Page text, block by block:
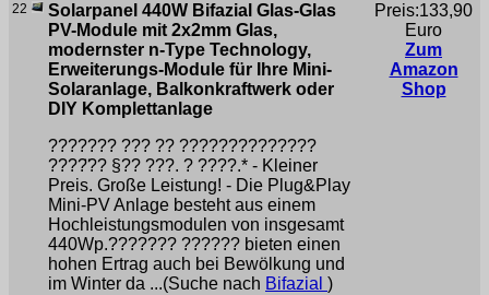
22
Solarpanel 440W Bifazial Glas-Glas
PV-Module mit 2x2mm Glas,
modernster n-Type Technology,
Erweiterungs-Module für Ihre Mini-
Solaranlage, Balkonkraftwerk oder
DIY Komplettanlage
??????? ??? ?? ??????????????
????̈?? §?? ???. ? ????.* - Kleiner
Preis. Große Leistung! - Die Plug&Play
Mini-PV Anlage besteht aus einem
Hochleistungsmodulen von insgesamt
440Wp.??????? ?????? bieten einen
hohen Ertrag auch bei Bewölkung und
im Winter da ...(Suche nach Bifazial )
Preis:133,90
Euro
Zum
Amazon
Shop